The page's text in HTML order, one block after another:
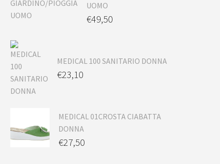
UOMO
€49,50
MEDICAL 100 SANITARIO DONNA
€23,10
MEDICAL 01CROSTA CIABATTA
DONNA
€27,50